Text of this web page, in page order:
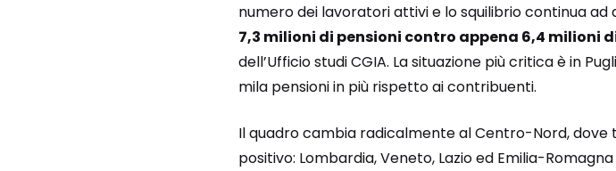
numero dei lavoratori attivi e lo squilibrio continua
7,3 milioni di pensioni contro appena 6,4 milioni
dell’Ufficio studi CGIA. La situazione più critica è in
mila pensioni in più rispetto ai contribuenti.
Il quadro cambia radicalmente al Centro-Nord,
positivo: Lombardia, Veneto, Lazio ed Emilia-